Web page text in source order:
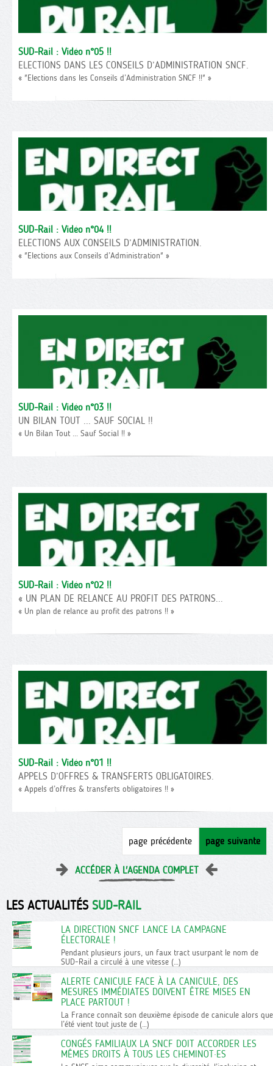
SUD-Rail : Vidéo n°05 !!
ELECTIONS DANS LES CONSEILS D’ADMINISTRATION SNCF.
« "Elections dans les Conseils d’Administration SNCF !!" »
SUD-Rail : Vidéo n°04 !!
ELECTIONS AUX CONSEILS D’ADMINISTRATION.
« "Elections aux Conseils d’Administration" »
SUD-Rail : Vidéo n°03 !!
UN BILAN TOUT ... SAUF SOCIAL !!
« Un Bilan Tout ... Sauf Social !! »
SUD-Rail : Vidéo n°02 !!
« UN PLAN DE RELANCE AU PROFIT DES PATRONS...
« Un plan de relance au profit des patrons !! »
SUD-Rail : Vidéo n°01 !!
APPELS D’OFFRES & TRANSFERTS OBLIGATOIRES.
« Appels d’offres & transferts obligatoires !! »
page précédente page suivante
ACCÉDER À L'AGENDA COMPLET
LES ACTUALITÉS SUD-RAIL
LA DIRECTION SNCF LANCE LA CAMPAGNE
ÉLECTORALE !
Pendant plusieurs jours, un faux tract usurpant le nom de
SUD-Rail a circulé à une vitesse (…)
ALERTE CANICULE FACE À LA CANICULE, DES
MESURES IMMÉDIATES DOIVENT ÊTRE MISES EN
PLACE PARTOUT !
La France connaît son deuxième épisode de canicule alors que
l’été vient tout juste de (…)
CONGÉS FAMILIAUX LA SNCF DOIT ACCORDER LES
MÊMES DROITS À TOUS LES CHEMINOT·ES